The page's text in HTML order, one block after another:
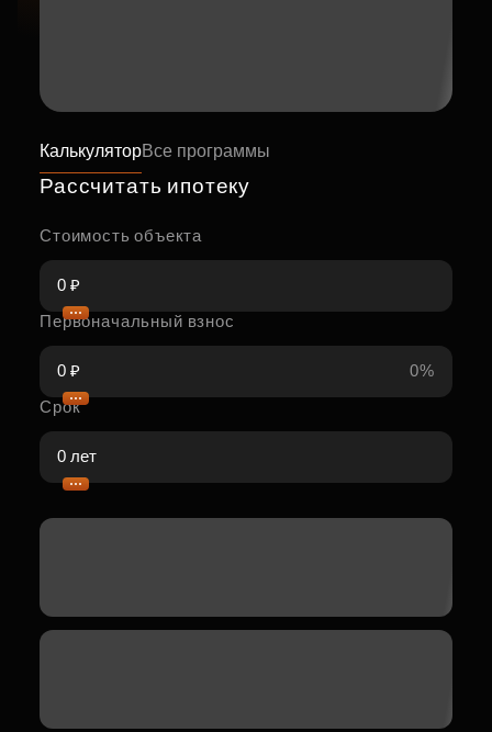
КалькуляторВсе программы
Рассчитать ипотеку
Стоимость объекта
Первоначальный взнос
0%
Срок